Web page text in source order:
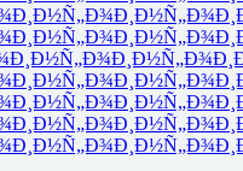
Ð¸Ð½Ñ„Ð¾Ð¸Ð½Ñ„Ð¾
Ð¸Ð½Ñ„Ð¾Ð¸Ð½Ñ„Ð¾
Ð¸Ð½Ñ„Ð¾Ð¸Ð½Ñ„Ð¾
Ð¸Ð½Ñ„Ð¾Ð¸Ð½Ñ„Ð¾
Ð¸Ð½Ñ„Ð¾Ð¸Ð½Ñ„Ð¾
Ð¸Ð½Ñ„Ð¾Ð¸Ð½Ñ„Ð¾
Ð¸Ð½Ñ„Ð¾Ð¸Ð½Ñ„Ð¾